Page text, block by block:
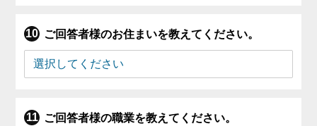
ご回答者様のお住まいを教えてください。
ご回答者様の職業を教えてください。